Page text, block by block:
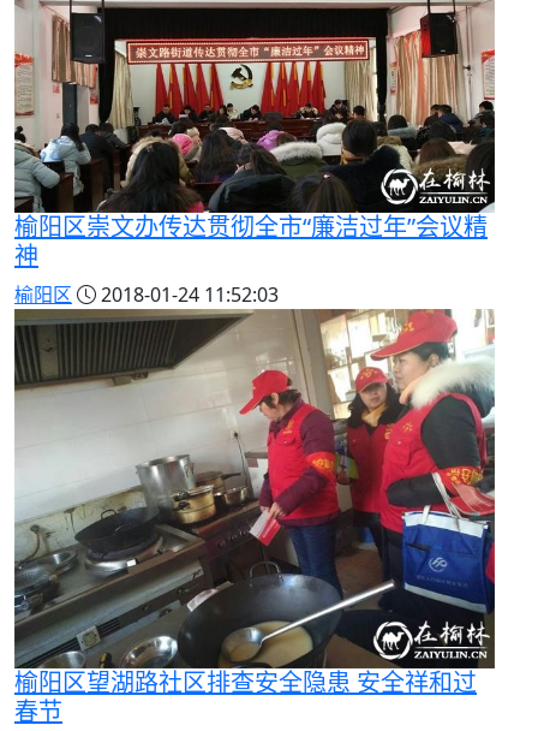
榆阳区崇文办传达贯彻全市“廉洁过年”会议精
神
榆阳区 2018-01-24 11:52:03
榆阳区望湖路社区排查安全隐患 安全祥和过
春节